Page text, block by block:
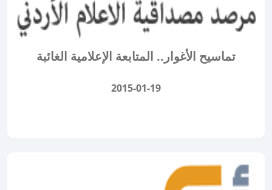
تماسيح الأغوار.. المتابعة الإعلامية الغائبة
2015-01-19